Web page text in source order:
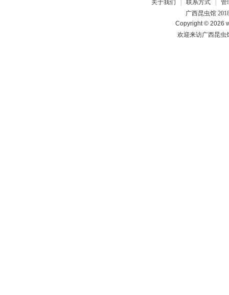
关于我们 联系方式
管
广西昆虫馆
Copyright © 2026
欢迎来访广西昆虫